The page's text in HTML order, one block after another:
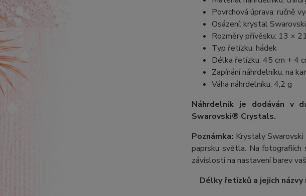
Povrchová úprava: ručně
Osázení: krystal
Rozměry přívěsku: 13 ×
Typ řetízku: hádek
Délka řetízku: 45 cm + 4
Zapínání náhrdelníku: na
Váha náhrdelníku: 4,2 g
Náhrdelník je dodáván v
Swarovski® Crystals.
Poznámka: Krystaly
paprsku světla. Na
závislosti na nastavení barev
Délky řetízků a jejich